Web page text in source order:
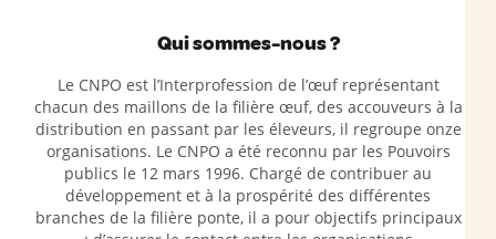
Qui sommes-nous ?
Le CNPO est l’Interprofession de l’œuf représentant
chacun des maillons de la filière œuf, des accouveurs à la
distribution en passant par les éleveurs, il regroupe onze
organisations. Le CNPO a été reconnu par les Pouvoirs
publics le 12 mars 1996. Chargé de contribuer au
développement et à la prospérité des différentes
branches de la filière ponte, il a pour objectifs principaux